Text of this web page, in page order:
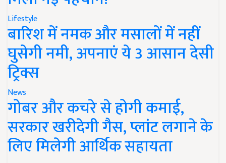
Lifestyle
बारिश में नमक और मसालों में नहीं
घुसेगी नमी, अपनाएं ये 3 आसान देसी
ट्रिक्स
News
गोबर और कचरे से होगी कमाई,
सरकार खरीदेगी गैस, प्लांट लगाने के
लिए मिलेगी आर्थिक सहायता